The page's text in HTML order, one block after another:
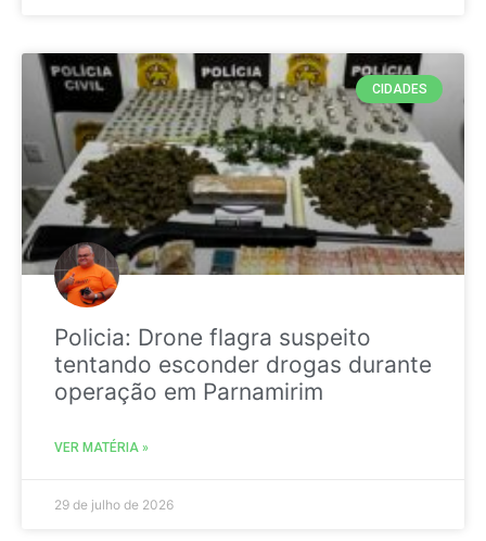
CIDADES
Policia: Drone flagra suspeito
tentando esconder drogas durante
operação em Parnamirim
VER MATÉRIA »
29 de julho de 2026